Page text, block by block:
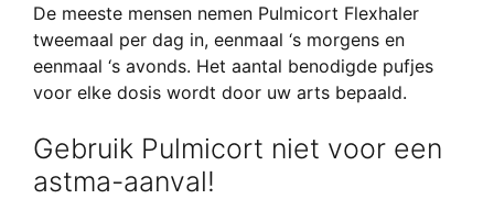
De meeste mensen nemen Pulmicort Flexhaler
tweemaal per dag in, eenmaal ‘s morgens en
eenmaal ‘s avonds. Het aantal benodigde pufjes
voor elke dosis wordt door uw arts bepaald.
Gebruik Pulmicort niet voor een
astma-aanval!